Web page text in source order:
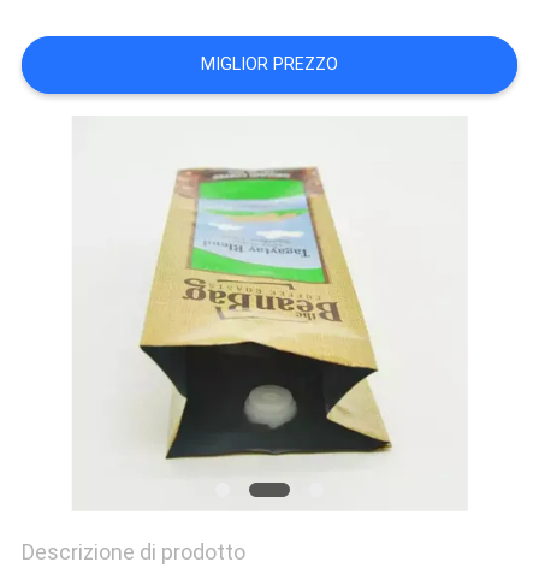
MIGLIOR PREZZO
Descrizione di prodotto